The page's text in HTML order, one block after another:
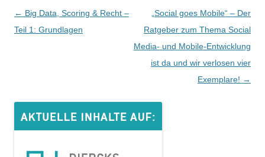
Beitrags-
Navigation
← Big Data, Scoring & Recht –
Teil 1: Grundlagen
„Social goes Mobile“ – Der
Ratgeber zum Thema Social
Media- und Mobile-Entwicklung
ist da und wir verlosen vier
Exemplare! →